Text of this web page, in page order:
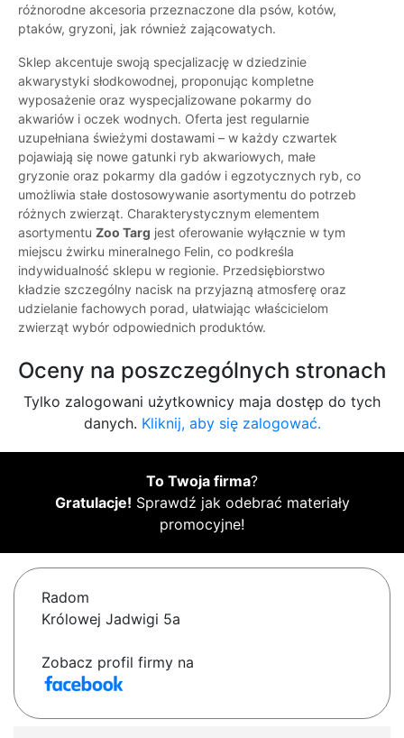
różnorodne akcesoria przeznaczone dla psów, kotów,
ptaków, gryzoni, jak również zającowatych.
Sklep akcentuje swoją specjalizację w dziedzinie
akwarystyki słodkowodnej, proponując kompletne
wyposażenie oraz wyspecjalizowane pokarmy do
akwariów i oczek wodnych. Oferta jest regularnie
uzupełniana świeżymi dostawami – w każdy czwartek
pojawiają się nowe gatunki ryb akwariowych, małe
gryzonie oraz pokarmy dla gadów i egzotycznych ryb, co
umożliwia stałe dostosowywanie asortymentu do potrzeb
różnych zwierząt. Charakterystycznym elementem
asortymentu Zoo Targ jest oferowanie wyłącznie w tym
miejscu żwirku mineralnego Felin, co podkreśla
indywidualność sklepu w regionie. Przedsiębiorstwo
kładzie szczególny nacisk na przyjazną atmosferę oraz
udzielanie fachowych porad, ułatwiając właścicielom
zwierząt wybór odpowiednich produktów.
Oceny na poszczególnych stronach
Tylko zalogowani użytkownicy maja dostęp do tych
danych. Kliknij, aby się zalogować.
To Twoja firma?
Gratulacje! Sprawdź jak odebrać materiały
promocyjne!
Radom
Królowej Jadwigi 5a
Zobacz profil firmy na